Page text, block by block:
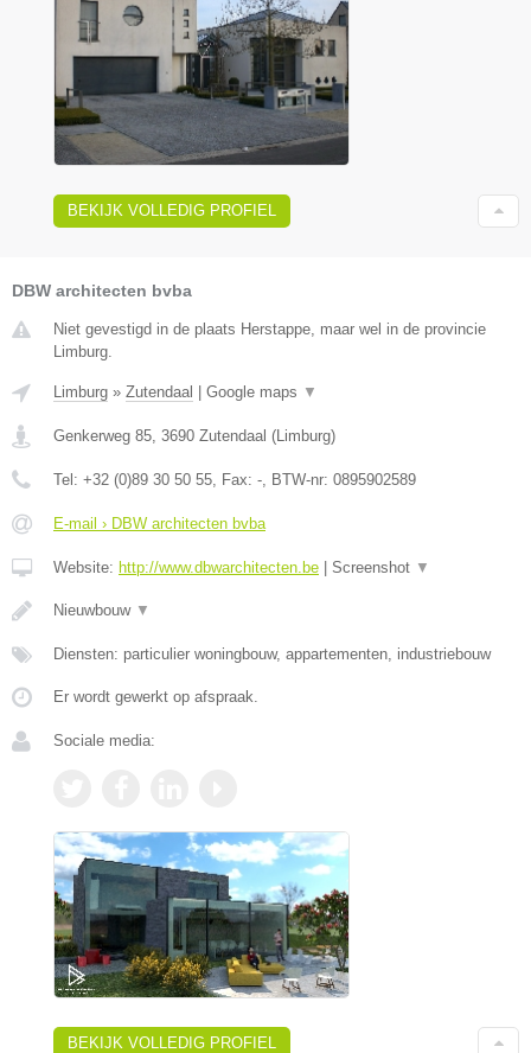
BEKIJK VOLLEDIG PROFIEL
DBW architecten bvba
Niet gevestigd in de plaats Herstappe, maar wel in de provincie
Limburg.
Limburg » Zutendaal Google maps ▼
Genkerweg 85 3690 Zutendaal ( Limburg)
Tel: +32 (0)89 30 50 55 , Fax: - , BTW-nr: 0895902589
E-mail › DBW architecten bvba
Website: http://www.dbwarchitecten.be Screenshot ▼
Nieuwbouw ▼
Diensten: particulier woningbouw, appartementen, industriebouw
Er wordt gewerkt op afspraak.
Sociale media:
BEKIJK VOLLEDIG PROFIEL